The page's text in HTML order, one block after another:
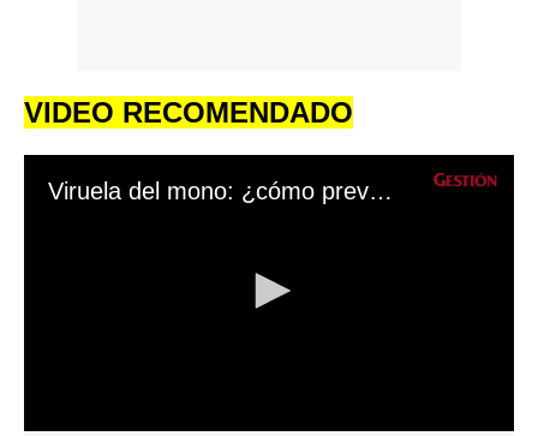
VIDEO RECOMENDADO
Viruela del mono: ¿cómo prevenir la transmisión de esta enfermedad?